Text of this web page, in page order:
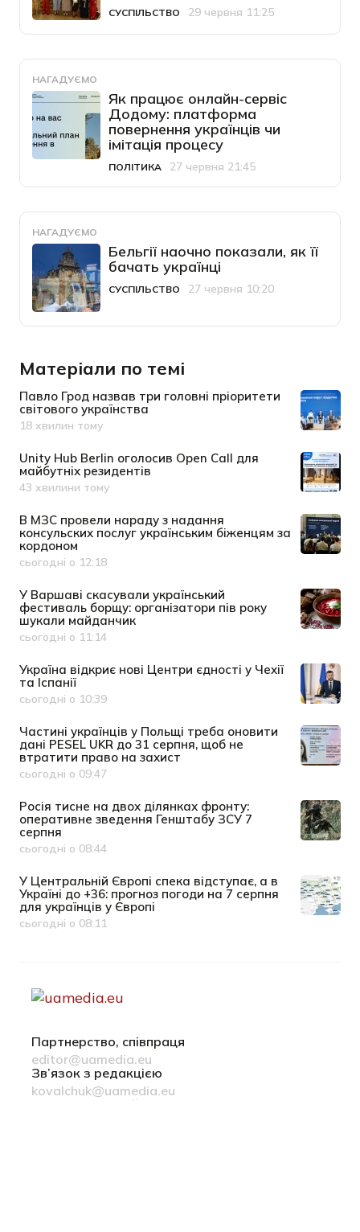
Категорія
СУСПІЛЬСТВО
Дата публікації29 червня 11:25
НАГАДУЄМО
Як працює онлайн-сервіс
Додому: платформа
повернення українців чи
імітація процесу
Категорія
ПОЛІТИКА
Дата публікації
27 червня 21:45
НАГАДУЄМО
Бельгії наочно показали, як її
бачать українці
Категорія
СУСПІЛЬСТВО
Дата публікації27 червня 10:20
Матеріали по темі
Павло Грод назвав три головні пріоритети
світового українства
Дата публікації
18 хвилин тому
Unity Hub Berlin оголосив Open Call для
майбутніх резидентів
Дата публікації
43 хвилини тому
В МЗС провели нараду з надання
консульских послуг українським біженцям за
кордоном
Дата публікації
сьогодні о 12:18
У Варшаві скасували український
фестиваль борщу: організатори пів року
шукали майданчик
Дата публікації
сьогодні о 11:14
Україна відкриє нові Центри єдності у Чехії
та Іспанії
Дата публікації
сьогодні о 10:39
Частині українців у Польщі треба оновити
дані PESEL UKR до 31 серпня, щоб не
втратити право на захист
Дата публікації
сьогодні о 09:47
Росія тисне на двох ділянках фронту:
оперативне зведення Генштабу ЗСУ 7
серпня
Дата публікації
сьогодні о 08:44
У Центральній Європі спека відступає, а в
Україні до +36: прогноз погоди на 7 серпня
для українців у Європі
Дата публікації
сьогодні о 08:11
Партнерство, співпраця
editor@uamedia.eu
Зв’язок з редакцією
kovalchuk@uamedia.eu
Новини компаній